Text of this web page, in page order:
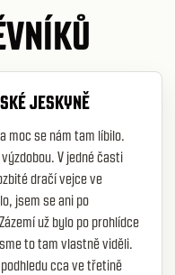
JESKYNĚ
moc se nám tam líbilo.
V jedné časti
dračí vejce ve
jsem se ani po
už bylo po prohlídce
to tam vlastně viděli.
cca ve třetině